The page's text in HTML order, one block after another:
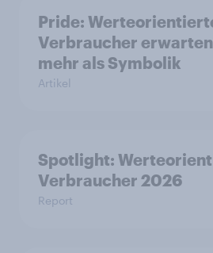
Pride:
Verbraucher
mehr als Symbolik
Artikel
Spotlight:
Verbraucher 2026
Report